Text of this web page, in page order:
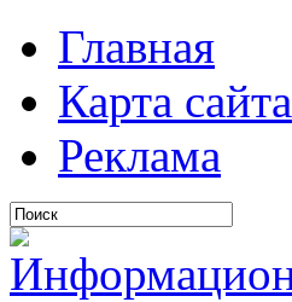
Главная
Карта сайта
Реклама